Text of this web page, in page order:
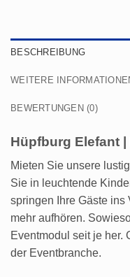
BESCHREIBUNG
WEITERE
BEWERTUNGEN (0)
Hüpfburg Elefant
Mieten Sie unsere
Sie in leuchtende
springen Ihre Gäste
mehr aufhören.
Eventmodul seit je her.
der Eventbranche.